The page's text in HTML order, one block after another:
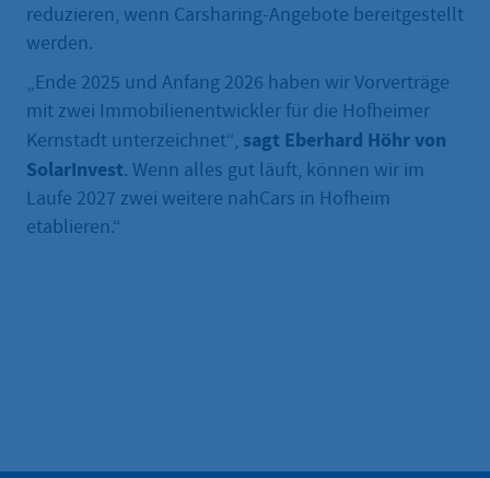
reduzieren, wenn Carsharing-Angebote bereitgestellt
werden.
„Ende 2025 und Anfang 2026 haben wir Vorverträge
mit zwei Immobilienentwickler für die Hofheimer
Kernstadt unterzeichnet“, sagt Eberhard Höhr von
SolarInvest. Wenn alles gut läuft, können wir im
Laufe 2027 zwei weitere nahCars in Hofheim
etablieren.“